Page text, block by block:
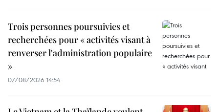
Trois personnes poursuivies et
recherchées pour « activités visant à
renverser l'administration populaire
»
07/08/2026 14:54